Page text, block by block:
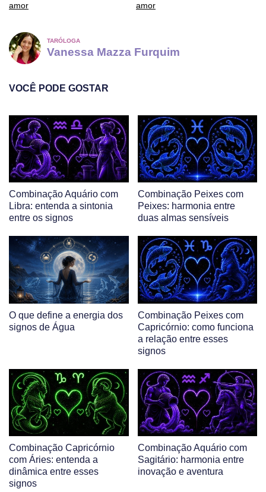
amor
amor
TARÓLOGA
Vanessa Mazza Furquim
VOCÊ PODE GOSTAR
Combinação Aquário com
Libra: entenda a sintonia
entre os signos
Combinação Peixes com
Peixes: harmonia entre
duas almas sensíveis
O que define a energia dos
signos de Água
Combinação Peixes com
Capricórnio: como funciona
a relação entre esses
signos
Combinação Capricórnio
com Áries: entenda a
dinâmica entre esses
signos
Combinação Aquário com
Sagitário: harmonia entre
inovação e aventura